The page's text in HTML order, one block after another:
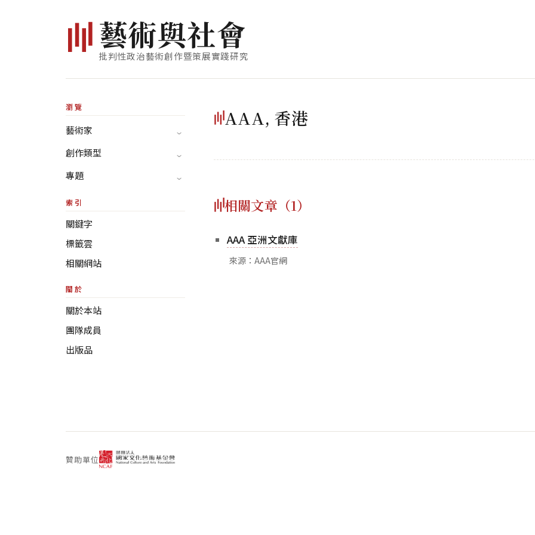
藝術與社會
批判性政治藝術創作暨策展實踐研究
瀏覽
藝術家
創作類型
專題
索引
關鍵字
標籤雲
相關網站
關於
關於本站
團隊成員
出版品
AAA, 香港
相關文章（1）
AAA 亞洲文獻庫
來源：AAA官網
贊助單位